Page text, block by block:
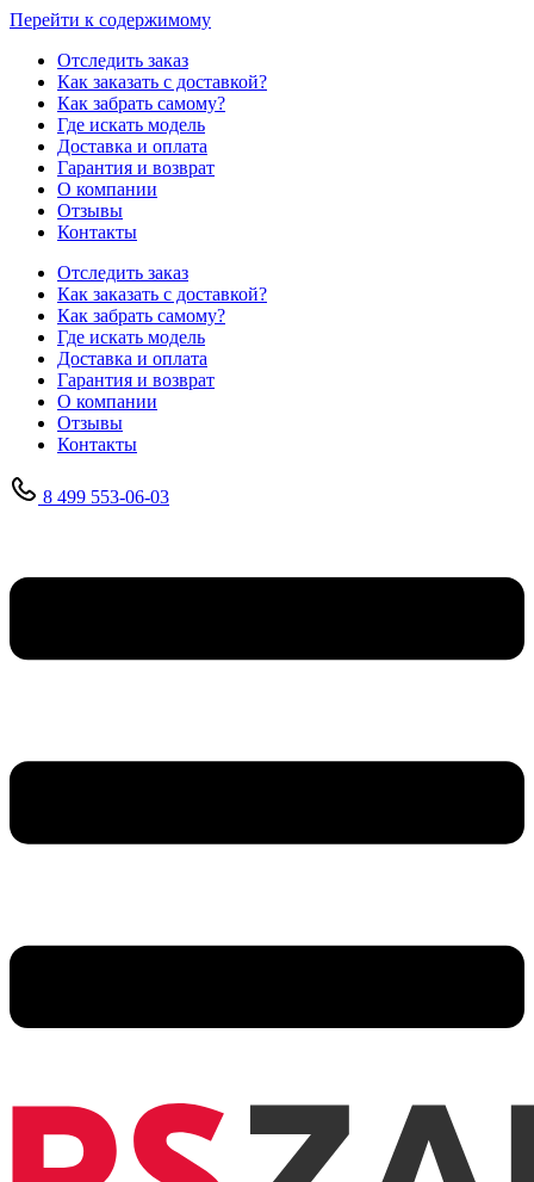
Перейти к содержимому
Отследить заказ
Как заказать с доставкой?
Как забрать самому?
Где искать модель
Доставка и оплата
Гарантия и возврат
О компании
Отзывы
Контакты
Отследить заказ
Как заказать с доставкой?
Как забрать самому?
Где искать модель
Доставка и оплата
Гарантия и возврат
О компании
Отзывы
Контакты
8 499 553-06-03